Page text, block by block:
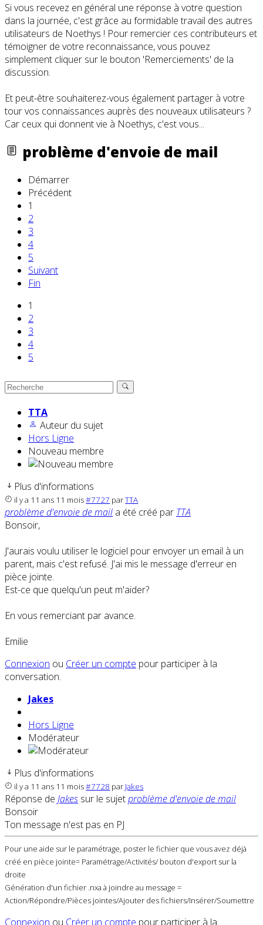
Si vous recevez en général une réponse à votre question
dans la journée, c'est grâce au formidable travail des autres
utilisateurs de Noethys ! Pour remercier ces contributeurs et
témoigner de votre reconnaissance, vous pouvez
simplement cliquer sur le bouton 'Remerciements' de la
discussion.
Et peut-être souhaiterez-vous également partager à votre
tour vos connaissances auprès des nouveaux utilisateurs ?
Car ceux qui donnent vie à Noethys, c'est vous...
problème d'envoie de mail
Démarrer
Précédent
1
2
3
4
5
Suivant
Fin
1
2
3
4
5
TTA
Auteur du sujet
Hors Ligne
Nouveau membre
Plus d'informations
il y a 11 ans 11 mois#7727 parTTA
problème d'envoie de mail a été créé par TTA
Bonsoir,
J'aurais voulu utiliser le logiciel pour envoyer un email à un
parent, mais c'est refusé. J'ai mis le message d'erreur en
pièce jointe.
Est-ce que quelqu'un peut m'aider?
En vous remerciant par avance.
Emilie
Connexion ou Créer un compte pour participer à la
conversation.
Jakes
Hors Ligne
Modérateur
Plus d'informations
il y a 11 ans 11 mois#7728 par Jakes
Réponse de Jakes sur le sujetproblème d'envoie de mail
Bonsoir
Ton message n'est pas en PJ
Pour une aide sur le paramétrage, poster le fichier que vous avez déjà
créé en pièce jointe= Paramétrage/Activités/ bouton d'export sur la
droite
Génération d'un fichier .nxa à joindre au message =
Action/Répondre/Pièces jointes/Ajouter des fichiers/Insérer/Soumettre
Connexion ou Créer un compte pour participer à la